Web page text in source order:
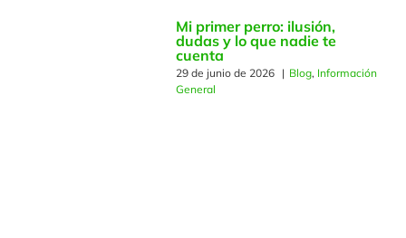
Mi primer perro: ilusión,
dudas y lo que nadie te
cuenta
29 de junio de 2026 | Blog, Información
General